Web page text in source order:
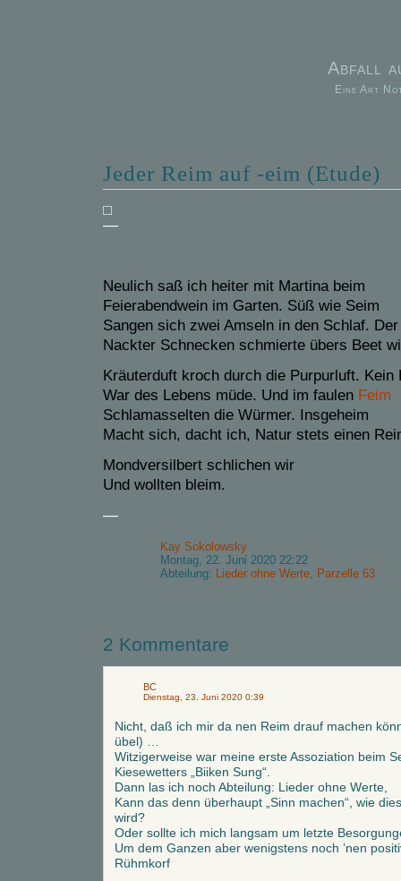
Abfall
Eine Art
Jeder Reim auf -eim (Etude)
—
Neulich saß ich heiter mit Martina beim
Feierabendwein im Garten. Süß wie Seim
Sangen sich zwei Amseln in den Schlaf.
Nackter Schnecken schmierte übers Beet
Kräuterduft kroch durch die Purpurluft. Kein
War des Lebens müde. Und im faulen Feim
Schlamasselten die Würmer. Insgeheim
Macht sich, dacht ich, Natur stets einen
Mondversilbert schlichen wir
Und wollten bleim.
—
Kay Sokolowsky
Montag, 22. Juni 2020 22:22
Abteilung: Lieder ohne Werte, Parzelle 63
2 Kommentare
BC
Dienstag, 23. Juni 2020 0:39
Nicht, daß ich mir da nen Reim drauf machen
übel) …
Witzigerweise war meine erste Assoziation beim
Kiesewetters „Biiken Sung“.
Dann las ich noch Abteilung: Lieder ohne Werte,
Kann das denn überhaupt „Sinn machen“, wie
wird?
Oder sollte ich mich langsam um letzte
Um dem Ganzen aber wenigstens noch ’nen
Rühmkorf